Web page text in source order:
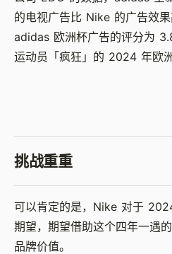
的电视广告比 Nike 的广告效
adidas 欧洲杯广告的评分为
运动员「疯狂」的 2024 年欧
挑战重重
可以肯定的是，Nike 对于
期望，期望借助这个四年一遇
品牌价值。